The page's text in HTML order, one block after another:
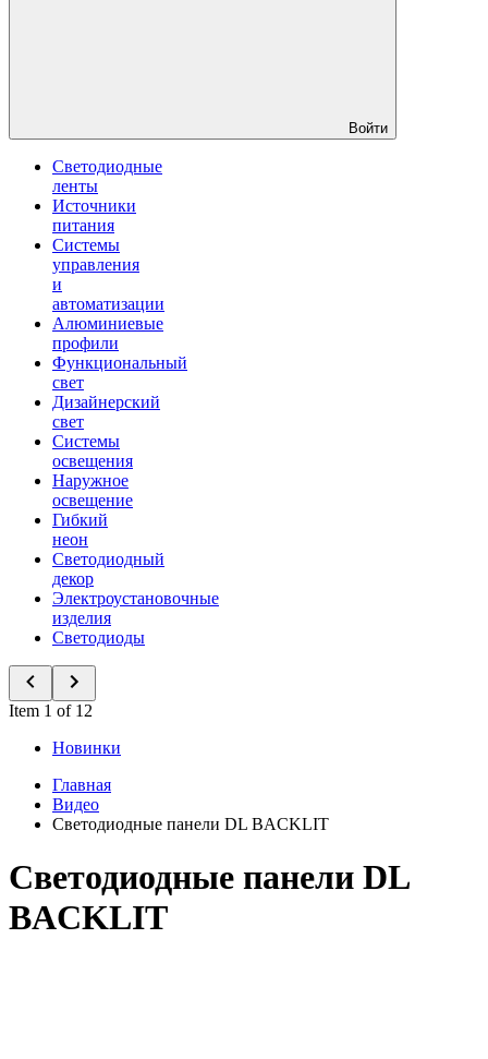
Войти
Светодиодные
ленты
Источники
питания
Системы
управления
и
автоматизации
Алюминиевые
профили
Функциональный
свет
Дизайнерский
свет
Системы
освещения
Наружное
освещение
Гибкий
неон
Светодиодный
декор
Электроустановочные
изделия
Светодиоды
Item 1 of 12
Новинки
Главная
Видео
Светодиодные панели DL BACKLIT
Светодиодные панели DL
BACKLIT